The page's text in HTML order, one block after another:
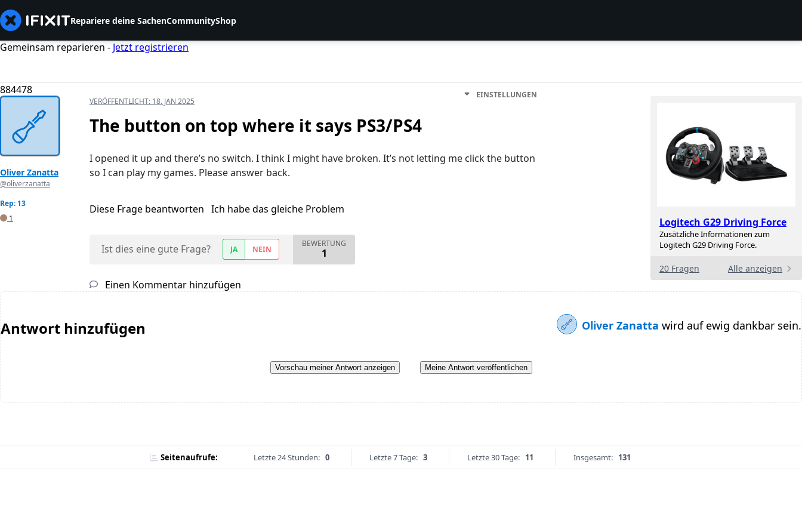
Repariere deine SachenCommunityShop
Gemeinsam reparieren - Jetzt registrieren
884478
Logitech G29 Driving Force
Zusätzliche Informationen zum
Logitech G29 Driving Force.
20 Fragen Alle anzeigen
Oliver Zanatta
@oliverzanatta
Rep: 13
1
VERÖFFENTLICHT: 18. JAN 2025
EINSTELLUNGEN
The button on top where it says PS3/PS4
I opened it up and there’s no switch. I think I might have broken. It’s not letting me click the button
so I can play my games. Please answer back.
Diese Frage beantworten Ich habe das gleiche Problem
Ist dies eine gute Frage? JA NEIN
BEWERTUNG
1
Einen Kommentar hinzufügen
Antwort hinzufügen Oliver Zanatta wird auf ewig dankbar sein.
Vorschau meiner Antwort anzeigen Meine Antwort veröffentlichen
Seitenaufrufe: Letzte 24 Stunden: 0 Letzte 7 Tage: 3 Letzte 30 Tage: 11 Insgesamt: 131